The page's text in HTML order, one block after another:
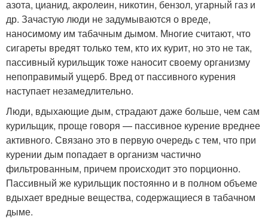
азота, цианид, акролеин, никотин, бензол, угарный газ и
др. Зачастую люди не задумываются о вреде,
наносимому им табачным дымом. Многие считают, что
сигареты вредят только тем, кто их курит, но это не так,
пассивный курильщик тоже наносит своему организму
непоправимый ущерб. Вред от пассивного курения
наступает незамедлительно.
Люди, вдыхающие дым, страдают даже больше, чем сам
курильщик, проще говоря — пассивное курение вреднее
активного. Связано это в первую очередь с тем, что при
курении дым попадает в организм частично
фильтрованным, причем происходит это порционно.
Пассивный же курильщик постоянно и в полном объеме
вдыхает вредные вещества, содержащиеся в табачном
дыме.